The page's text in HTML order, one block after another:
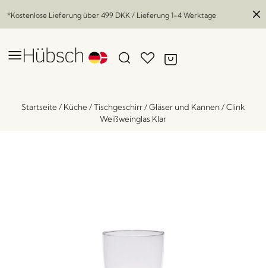
*Kostenlose Lieferung über 499 DKK / Lieferung 1-4 Werktage
Startseite/ Küche/Tischgeschirr/Gläser und Kannen/Clink
Weißweinglas Klar